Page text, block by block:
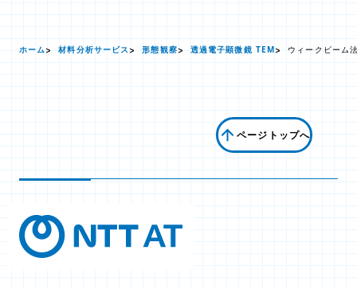
ホーム 材料分析サービス 形態観察 透過電子顕微鏡 TEM ウィークビーム
ページトップへ